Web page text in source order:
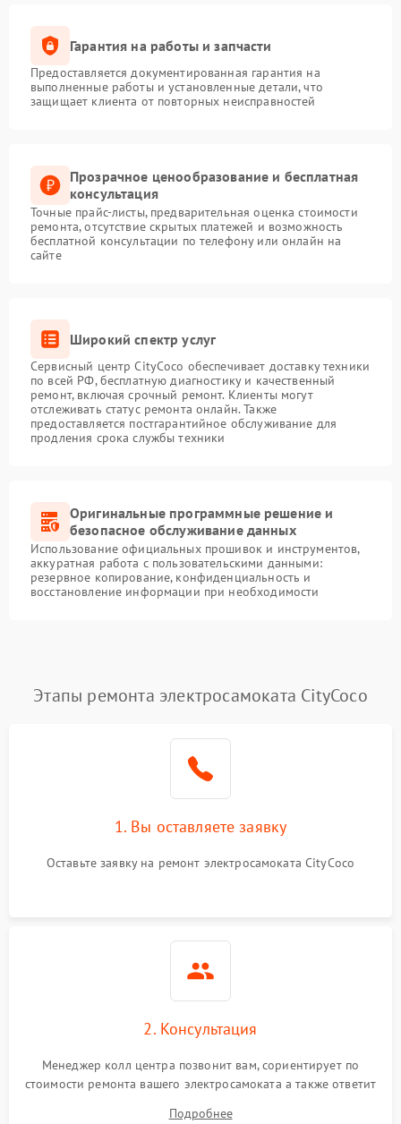
Гарантия на работы и запчасти
Предоставляется документированная гарантия на
выполненные работы и установленные детали, что
защищает клиента от повторных неисправностей
Прозрачное ценообразование и бесплатная
консультация
Точные прайс-листы, предварительная оценка стоимости
ремонта, отсутствие скрытых платежей и возможность
бесплатной консультации по телефону или онлайн на
сайте
Широкий спектр услуг
Сервисный центр CityCoco обеспечивает доставку техники
по всей РФ, бесплатную диагностику и качественный
ремонт, включая срочный ремонт. Клиенты могут
отслеживать статус ремонта онлайн. Также
предоставляется постгарантийное обслуживание для
продления срока службы техники
Оригинальные программные решение и
безопасное обслуживание данных
Использование официальных прошивок и инструментов,
аккуратная работа с пользовательскими данными:
резервное копирование, конфиденциальность и
восстановление информации при необходимости
Этапы ремонта электросамоката CityCoco
1. Вы оставляете заявку
Оставьте заявку на ремонт электросамоката CityCoco
2. Консультация
Менеджер колл центра позвонит вам, сориентирует по
стоимости ремонта вашего электросамоката а также ответит
Подробнее